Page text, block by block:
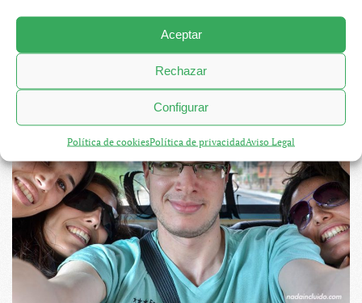
Aceptar
Rechazar
Configurar
Política de cookiesPolítica de privacidadAviso Legal
generalmente íbamos el grupo junto, que no es lo mismo
que ir solo, pero lo normal es no tener malas experiencias.